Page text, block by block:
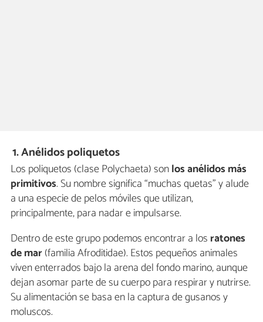
1. Anélidos poliquetos
Los poliquetos (clase Polychaeta) sonlos anélidos más
primitivos. Su nombre significa “muchas quetas” y alude
a una especie de pelos móviles que utilizan,
principalmente, para nadar e impulsarse.
Dentro de este grupo podemos encontrar a los ratones
de mar(familia Afroditidae). Estos pequeños animales
viven enterrados bajo la arena del fondo marino, aunque
dejan asomar parte de su cuerpo para respirar y nutrirse.
Su alimentación se basa en la captura de gusanos y
moluscos.